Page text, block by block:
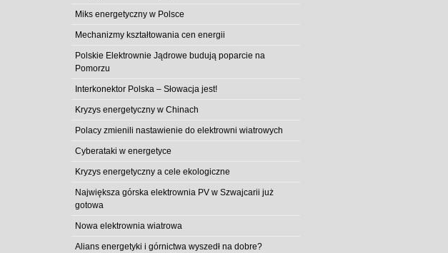
Miks energetyczny w Polsce
Mechanizmy kształtowania cen energii
Polskie Elektrownie Jądrowe budują poparcie na
Pomorzu
Interkonektor Polska – Słowacja jest!
Kryzys energetyczny w Chinach
Polacy zmienili nastawienie do elektrowni wiatrowych
Cyberataki w energetyce
Kryzys energetyczny a cele ekologiczne
Największa górska elektrownia PV w Szwajcarii już
gotowa
Nowa elektrownia wiatrowa
Alians energetyki i górnictwa wyszedł na dobre?